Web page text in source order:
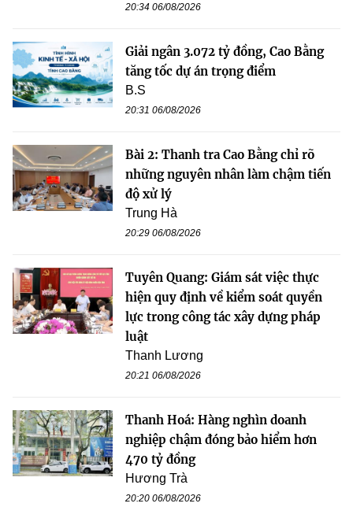
20:34 06/08/2026
Giải ngân 3.072 tỷ đồng, Cao Bằng
tăng tốc dự án trọng điểm
B.S
20:31 06/08/2026
Bài 2: Thanh tra Cao Bằng chỉ rõ
những nguyên nhân làm chậm tiến
độ xử lý
Trung Hà
20:29 06/08/2026
Tuyên Quang: Giám sát việc thực
hiện quy định về kiểm soát quyền
lực trong công tác xây dựng pháp
luật
Thanh Lương
20:21 06/08/2026
Thanh Hoá: Hàng nghìn doanh
nghiệp chậm đóng bảo hiểm hơn
470 tỷ đồng
Hương Trà
20:20 06/08/2026